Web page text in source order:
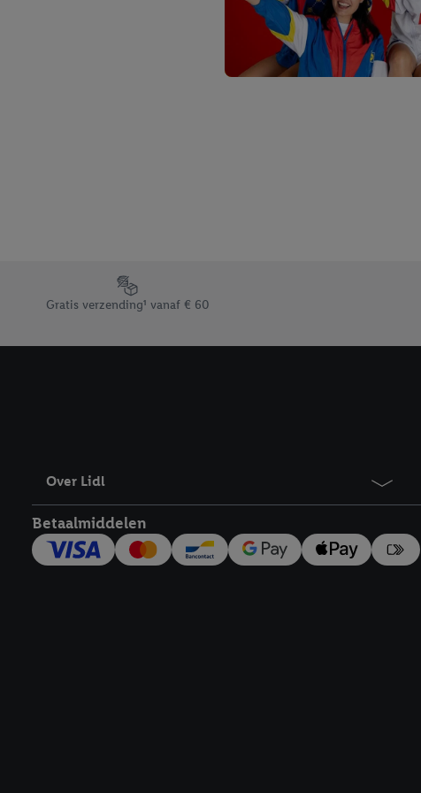
Footerelement met de verschillende USPs van Lidl.be
Gratis verzending¹ vanaf € 60
Over Lidl
Betaalmiddelen